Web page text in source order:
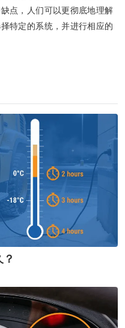
点，人们可以更彻底地理解
特定的系统，并进行相应的